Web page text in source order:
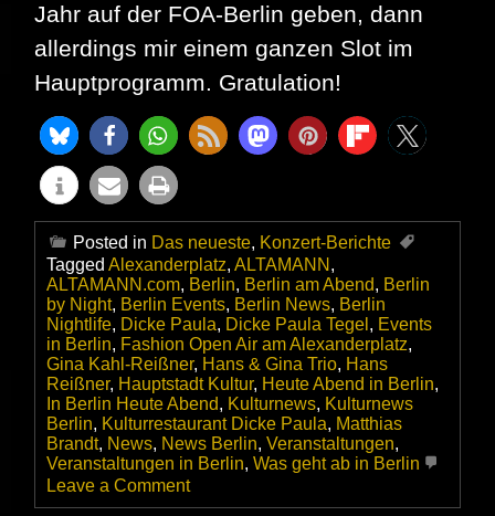
Jahr auf der FOA-Berlin geben, dann
allerdings mir einem ganzen Slot im
Hauptprogramm. Gratulation!
Posted in Das neueste, Konzert-Berichte
Tagged Alexanderplatz, ALTAMANN ,
ALTAMANN.com, Berlin, Berlin am Abend, Berlin
by Night, Berlin Events, Berlin News, Berlin
Nightlife, Dicke Paula, Dicke Paula Tegel , Events
in Berlin, Fashion Open Air am Alexanderplatz,
Gina Kahl-Reißner, Hans & Gina Trio, Hans
Reißner, Hauptstadt Kultur, Heute Abend in Berlin,
In Berlin Heute Abend, Kulturnews, Kulturnews
Berlin, Kulturrestaurant Dicke Paula, Matthias
Brandt, News, News Berlin, Veranstaltungen,
Veranstaltungen in Berlin, Was geht ab in Berlin
Leave a Commenton
Sogar